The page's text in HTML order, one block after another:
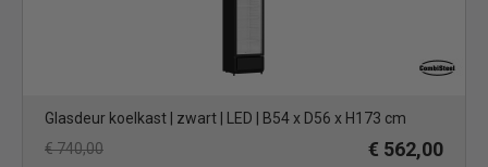
Glasdeur koelkast | zwart | LED | B54 x D56 x H173 cm
€ 740,00
€ 562,00